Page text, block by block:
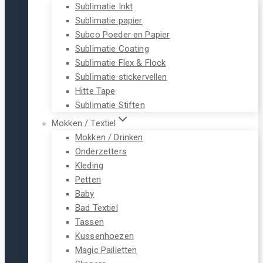
Sublimatie Inkt
Sublimatie papier
Subco Poeder en Papier
Sublimatie Coating
Sublimatie Flex & Flock
Sublimatie stickervellen
Hitte Tape
Sublimatie Stiften
Mokken / Textiel
Mokken / Drinken
Onderzetters
Kleding
Petten
Baby
Bad Textiel
Tassen
Kussenhoezen
Magic Pailletten